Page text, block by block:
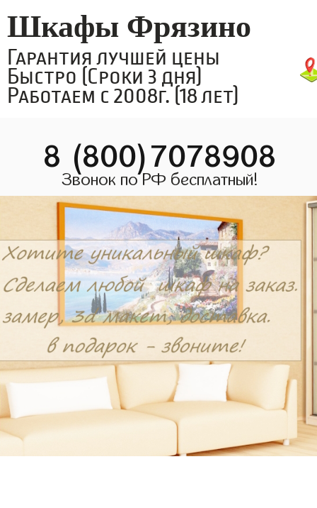
Шкафы Фрязино
Гарантия лучшей цены
Быстро (Сроки 3 дня)
Работаем с 2008г. (18 лет)
8 (800)7078908
Звонок по РФ бесплатный!